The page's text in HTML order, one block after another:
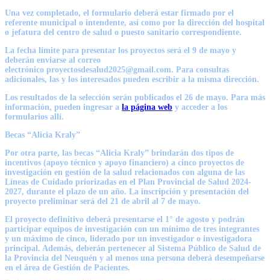
Una vez completado, el formulario deberá estar firmado por el
referente municipal o intendente, así como por la dirección del hospital
o jefatura del centro de salud o puesto sanitario correspondiente.
La fecha límite para presentar los proyectos será el 9 de mayo y
deberán enviarse al correo
electrónico proyectosdesalud2025@gmail.com. Para consultas
adicionales, las y los interesados pueden escribir a la misma dirección.
Los resultados de la selección serán publicados el 26 de mayo. Para más
información, pueden ingresar a la página web y acceder a los
formularios allí.
Becas “Alicia Kraly”
Por otra parte, las becas “Alicia Kraly” brindarán dos tipos de
incentivos (apoyo técnico y apoyo financiero) a cinco proyectos de
investigación en gestión de la salud relacionados con alguna de las
Líneas de Cuidado priorizadas en el Plan Provincial de Salud 2024-
2027, durante el plazo de un año. La inscripción y presentación del
proyecto preliminar será del 21 de abril al 7 de mayo.
El proyecto definitivo deberá presentarse el 1° de agosto y podrán
participar equipos de investigación con un mínimo de tres integrantes
y un máximo de cinco, liderado por un investigador o investigadora
principal. Además, deberán pertenecer al Sistema Público de Salud de
la Provincia del Neuquén y al menos una persona deberá desempeñarse
en el área de Gestión de Pacientes.